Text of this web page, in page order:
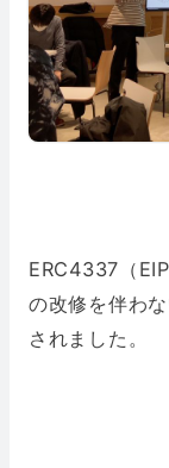
ERC4337（
の改修を伴わ
されました。